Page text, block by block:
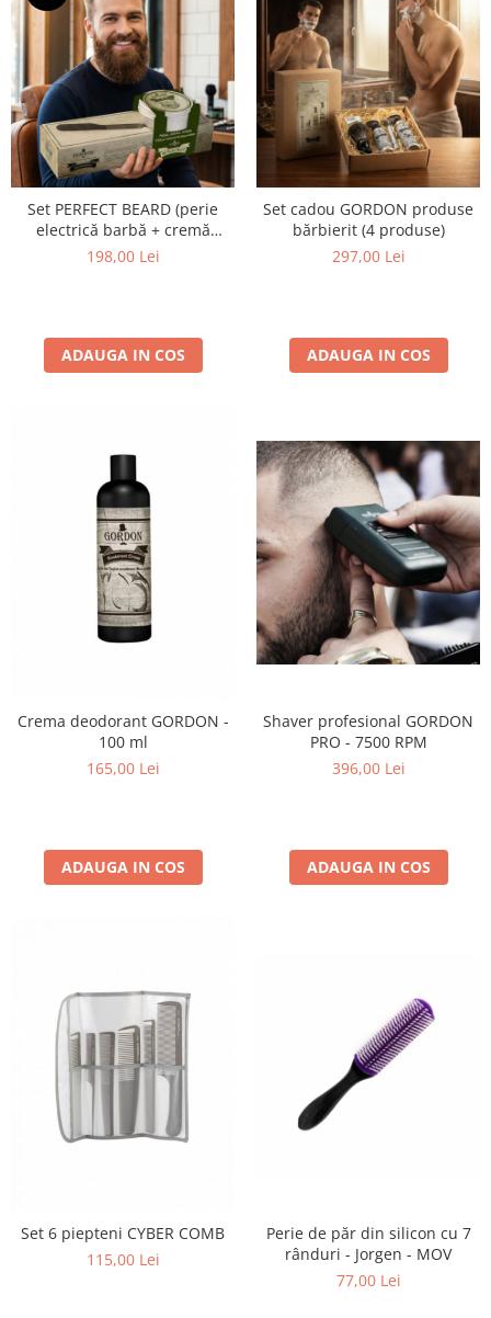
Set PERFECT BEARD (perie
electrică barbă + cremă
balsam barbă)
198,00 Lei
ADAUGA IN COS
Set cadou GORDON produse
bărbierit (4 produse)
297,00 Lei
ADAUGA IN COS
Crema deodorant GORDON -
100 ml
165,00 Lei
ADAUGA IN COS
Shaver profesional GORDON
PRO - 7500 RPM
396,00 Lei
ADAUGA IN COS
Set 6 piepteni CYBER COMB
115,00 Lei
Perie de păr din silicon cu 7
rânduri - Jorgen - MOV
77,00 Lei